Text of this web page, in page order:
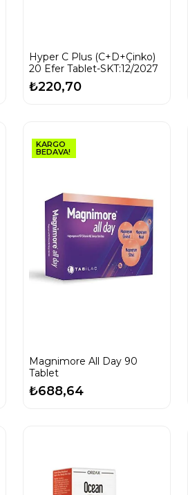
Hyper C Plus (C+D+Çinko)
20 Efer Tablet-SKT:12/2027
₺220,70
KARGO
BEDAVA!
Magnimore All Day 90
Tablet
₺688,64